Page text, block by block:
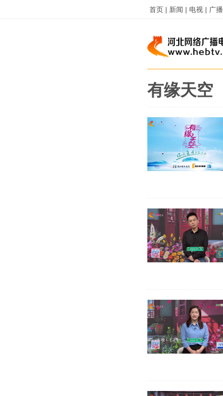
首页 | 新闻 | 电视 | 广
有缘天空